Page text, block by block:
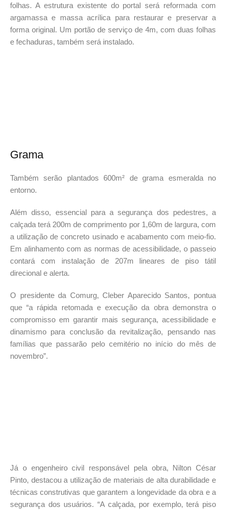
folhas. A estrutura existente do portal será reformada com
argamassa e massa acrílica para restaurar e preservar a
forma original. Um portão de serviço de 4m, com duas folhas
e fechaduras, também será instalado.
Grama
Também serão plantados 600m² de grama esmeralda no
entorno.
Além disso, essencial para a segurança dos pedestres, a
calçada terá 200m de comprimento por 1,60m de largura, com
a utilização de concreto usinado e acabamento com meio-fio.
Em alinhamento com as normas de acessibilidade, o passeio
contará com instalação de 207m lineares de piso tátil
direcional e alerta.
O presidente da Comurg, Cleber Aparecido Santos, pontua
que “a rápida retomada e execução da obra demonstra o
compromisso em garantir mais segurança, acessibilidade e
dinamismo para conclusão da revitalização, pensando nas
famílias que passarão pelo cemitério no início do mês de
novembro”.
Já o engenheiro civil responsável pela obra, Nilton César
Pinto, destacou a utilização de materiais de alta durabilidade e
técnicas construtivas que garantem a longevidade da obra e a
segurança dos usuários. “A calçada, por exemplo, terá piso